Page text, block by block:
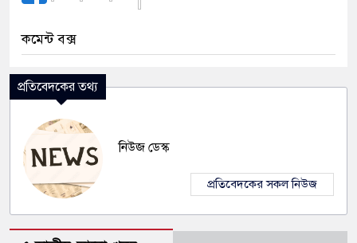
কমেন্ট বক্স
প্রতিবেদকের তথ্য
নিউজ ডেস্ক
প্রতিবেদকের সকল নিউজ